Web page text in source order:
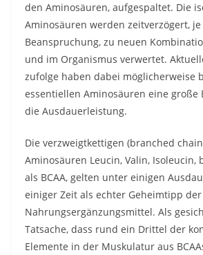
den Aminosäuren, aufgespaltet. Die
Aminosäuren werden zeitverzögert, je
Beanspruchung, zu neuen
und im Organismus verwertet.
zufolge haben dabei möglicherweise
essentiellen Aminosäuren eine große
die Ausdauerleistung.
Die verzweigtkettigen (branched
Aminosäuren Leucin, Valin, Isoleucin,
als BCAA, gelten unter einigen
einiger Zeit als echter Geheimtipp der
Nahrungsergänzungsmittel. Als
Tatsache, dass rund ein Drittel der
Elemente in der Muskulatur aus